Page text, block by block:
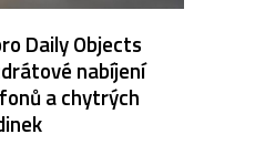
Daily Objects
nabíjení
a chytrých